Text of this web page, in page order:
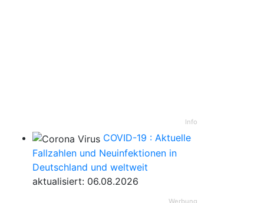
Info
COVID-19 : Aktuelle
Fallzahlen und Neuinfektionen in
Deutschland und weltweit
aktualisiert: 06.08.2026
Werbung